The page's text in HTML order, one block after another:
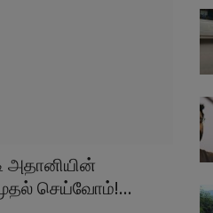
அதானியின்
செய்வோம்!...